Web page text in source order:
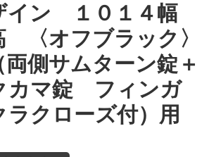
イン １０１４幅
〈オフブラック〉
側サムターン錠＋
カマ錠 フィンガ
クローズ付）用